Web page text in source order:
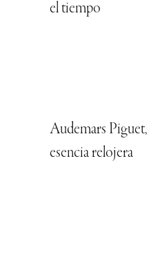
el tiempo
Audemars Piguet,
esencia relojera